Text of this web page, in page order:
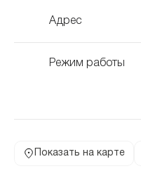
Адрес
Режим работы
Показать на карте